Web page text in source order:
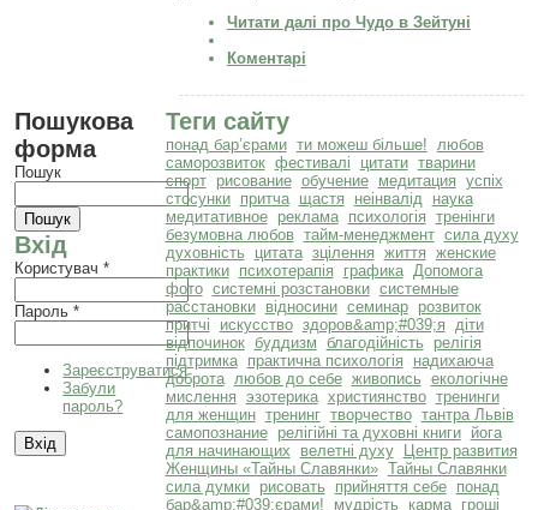
Читати далі про Чудо в Зейтуні
Коментарі
Пошукова
форма
Пошук
Вхід
Користувач*
Пароль*
Зареєструватися
Забули
пароль?
Теги сайту
понад бар’єрами ти можеш більше! любов
саморозвиток фестивалі цитати тварини
спорт
рисование обучение медитация успіх
стосунки
притча щастя неінвалід
наука
медитативное
реклама психологія тренінги
безумовна любов тайм-менеджмент сила духу
духовність
цитата зцілення життя женские
практики
психотерапія графика Допомога
фото системні розстановки системные
расстановки
відносини семинар
розвиток
притчі
искусство здоров&amp;#039;я діти
відпочинок буддизм благодійність
релігія
підтримка
практична психологія
надихаюча
доброта любов до себе живопись екологічне
мислення эзотерика християнство тренинги
для женщин тренинг творчество тантра Львів
самопознание
релігійні та духовні книги
йога
для начинающих
велетні духу
Центр развития
Женщины «Тайны Славянки» Тайны Славянки
сила думки
рисовать прийняття себе
понад
бар&amp;#039;єрами!
мудрість карма
гроші